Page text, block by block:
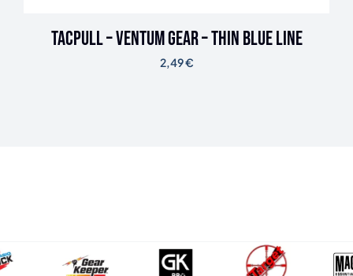
TACPULL – Ventum Gear – Thin Blue Line
2,49€